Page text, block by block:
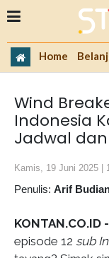
Home
Wind
Indonesia
Jadwal dan
Kamis, 19 Juni 2025 |
Penulis: Arif
KONTAN.CO.ID -
episode 12 sub